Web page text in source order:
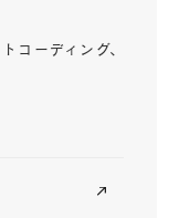
コーディング、